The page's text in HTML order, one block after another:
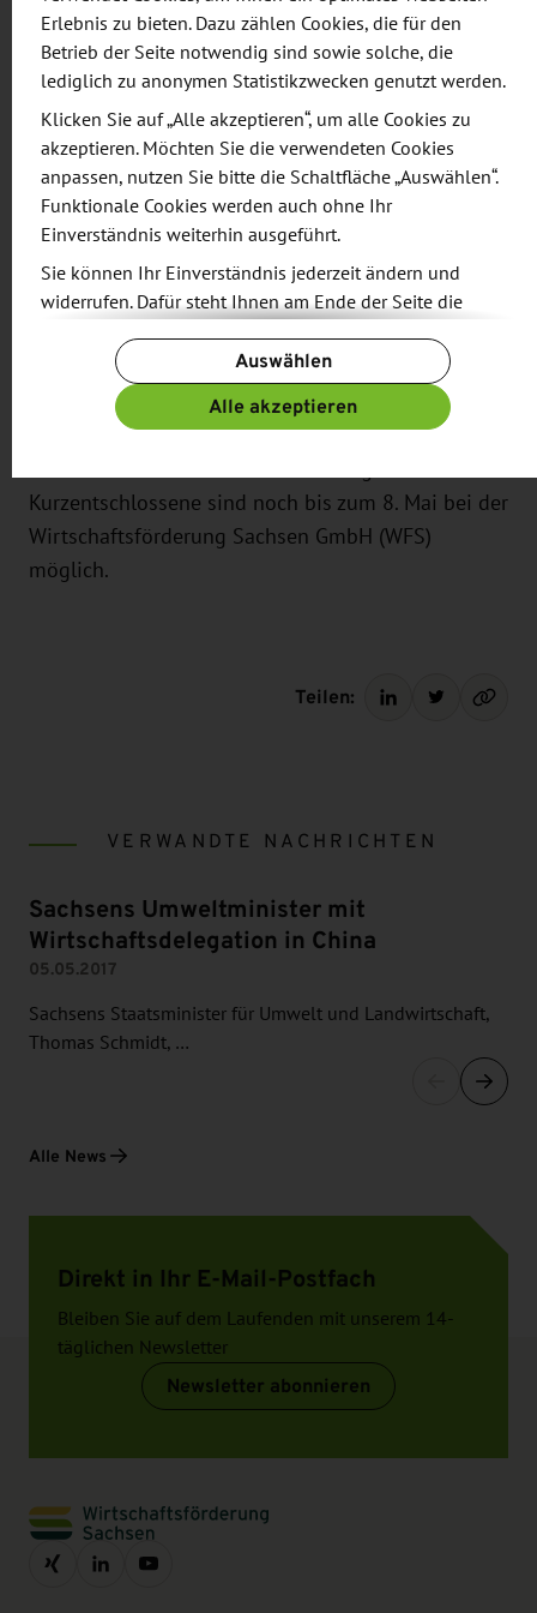
einem exportaktiven Spezialisten für
Sonderleuchten und Metallbaukonstruktionen aus
Pegau, über die Chancen des Auslandsgeschäfts
austauschen.
Zum Abschluss der Veranstaltungsreihe begrüßt
die IOSax exportinteressierte Unternehmen am 11.
Mai 2017 von 17 bis 20 Uhr bei der Schaaf
Yachtbau GmbH & Co. KG in Dresden. Der
Gastgeber wird von seinen persönlichen Gründen
für die Internationalisierung des Unternehmens
und von der Umsetzung seiner Pläne berichten.
Neben Vorträgen findet ein geführter Rundgang
Kurzentschlossene sind noch bis zum 8. Mai bei der
Wirtschaftsförderung Sachsen GmbH (WFS)
möglich.
Teilen:
VERWANDTE NACHRICHTEN
Sachsens Umweltminister mit
Wirtschaftsdelegation in China
05.05.2017
Sachsens Staatsminister für Umwelt und Landwirtschaft,
Thomas Schmidt, …
Alle News
Direkt in Ihr E-Mail-Postfach
Bleiben Sie auf dem Laufenden mit unserem 14-
täglichen Newsletter
Newsletter abonnieren
Erlebnis zu bieten. Dazu zählen Cookies, die für den
Betrieb der Seite notwendig sind sowie solche, die
lediglich zu anonymen Statistikzwecken genutzt werden.
Klicken Sie auf „Alle akzeptieren“, um alle Cookies zu
akzeptieren. Möchten Sie die verwendeten Cookies
anpassen, nutzen Sie bitte die Schaltfläche „Auswählen“.
Funktionale Cookies werden auch ohne Ihr
Einverständnis weiterhin ausgeführt.
Sie können Ihr Einverständnis jederzeit ändern und
widerrufen. Dafür steht Ihnen am Ende der Seite die
Verfügung.
Weitere Informationen finden Sie in unseren
Datenschutzbestimmungenund ergänzend in unserem
Auswählen
Alle akzeptieren